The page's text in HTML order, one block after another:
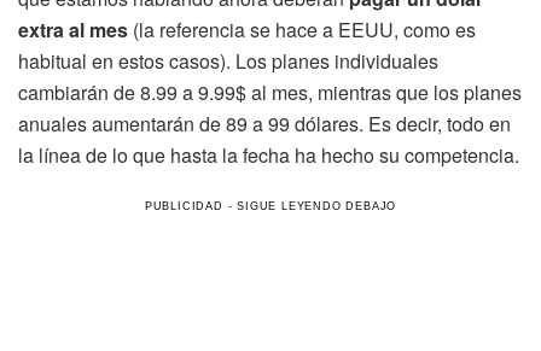
extra al mes (la referencia se hace a EEUU, como es
habitual en estos casos). Los planes individuales
cambiarán de 8.99 a 9.99$ al mes, mientras que los planes
anuales aumentarán de 89 a 99 dólares. Es decir, todo en
la línea de lo que hasta la fecha ha hecho su competencia.